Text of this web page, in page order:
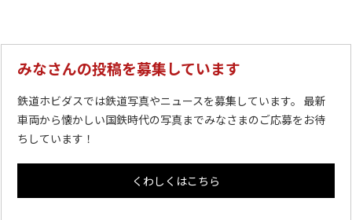
みなさんの投稿を募集しています
鉄道ホビダスでは鉄道写真やニュースを募集しています。 最新
車両から懐かしい国鉄時代の写真までみなさまのご応募をお待
ちしています！
くわしくはこちら